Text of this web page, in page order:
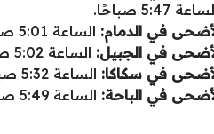
5:47 صباحًا.
في الدمام: الساعة 5:01 صباحًا.
في الجبيل: الساعة 5:02 صباحًا.
في سكاكا: الساعة 5:32 صباحًا.
في الباحة: الساعة 5:49 صباحًا.